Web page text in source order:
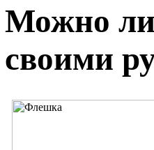
Можно ли
своими